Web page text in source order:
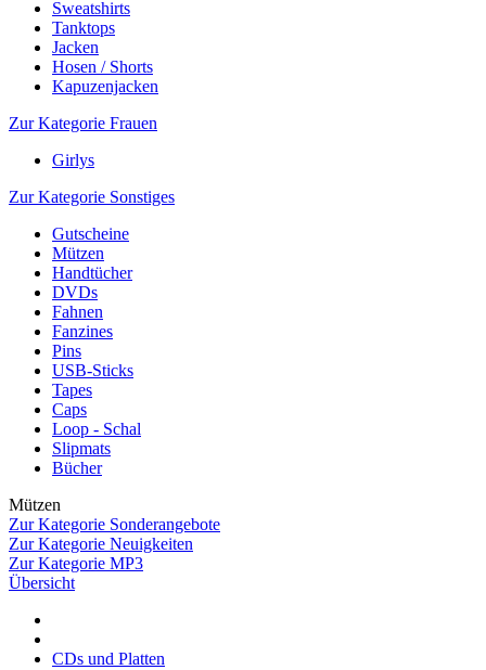
Sweatshirts
Tanktops
Jacken
Hosen / Shorts
Kapuzenjacken
Zur Kategorie Frauen
Girlys
Zur Kategorie Sonstiges
Gutscheine
Mützen
Handtücher
DVDs
Fahnen
Fanzines
Pins
USB-Sticks
Tapes
Caps
Loop - Schal
Slipmats
Bücher
Mützen
Zur Kategorie Sonderangebote
Zur Kategorie Neuigkeiten
Zur Kategorie MP3
Übersicht
CDs und Platten